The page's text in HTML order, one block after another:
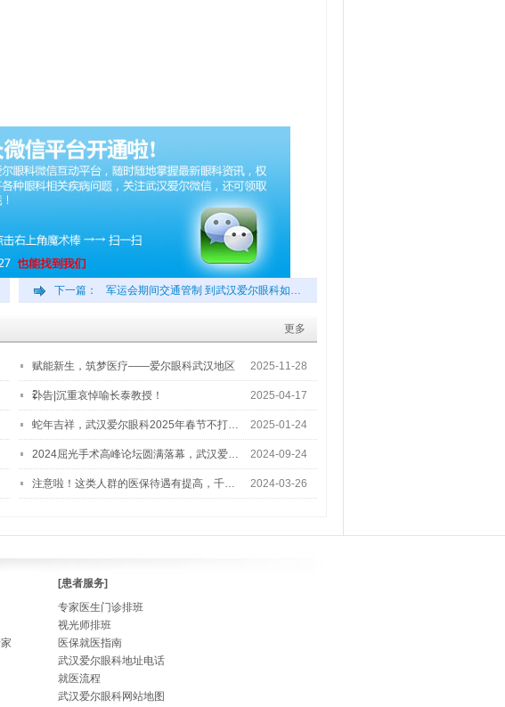
下一篇： 军运会期间交通管制 到武汉爱尔眼科如…
更多
赋能新生，筑梦医疗——爱尔眼科武汉地区
2…
2025-11-28
讣告|沉重哀悼喻长泰教授！ 2025-04-17
蛇年吉祥，武汉爱尔眼科2025年春节不打… 2025-01-24
2024屈光手术高峰论坛圆满落幕，武汉爱… 2024-09-24
注意啦！这类人群的医保待遇有提高，千… 2024-03-26
[患者服务]
专家医生门诊排班
视光师排班
医保就医指南
武汉爱尔眼科地址电话
就医流程
武汉爱尔眼科网站地图